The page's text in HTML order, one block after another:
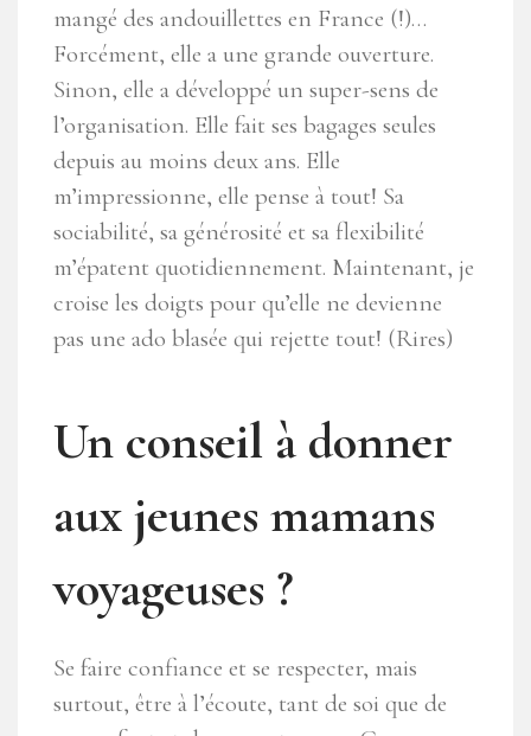
mangé des andouillettes en France (!)…
Forcément, elle a une grande ouverture.
Sinon, elle a développé un super-sens de
l’organisation. Elle fait ses bagages seules
depuis au moins deux ans. Elle
m’impressionne, elle pense à tout! Sa
sociabilité, sa générosité et sa flexibilité
m’épatent quotidiennement. Maintenant, je
croise les doigts pour qu’elle ne devienne
pas une ado blasée qui rejette tout! (Rires)
Un conseil à donner
aux jeunes mamans
voyageuses ?
Se faire confiance et se respecter, mais
surtout, être à l’écoute, tant de soi que de